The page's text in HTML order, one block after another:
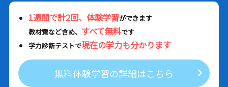
1週間で計2回、体験学習ができます
教材費など含め、 すべて無料です
学力診断テストで現在の学力も分かります
無料体験学習の詳細はこちら